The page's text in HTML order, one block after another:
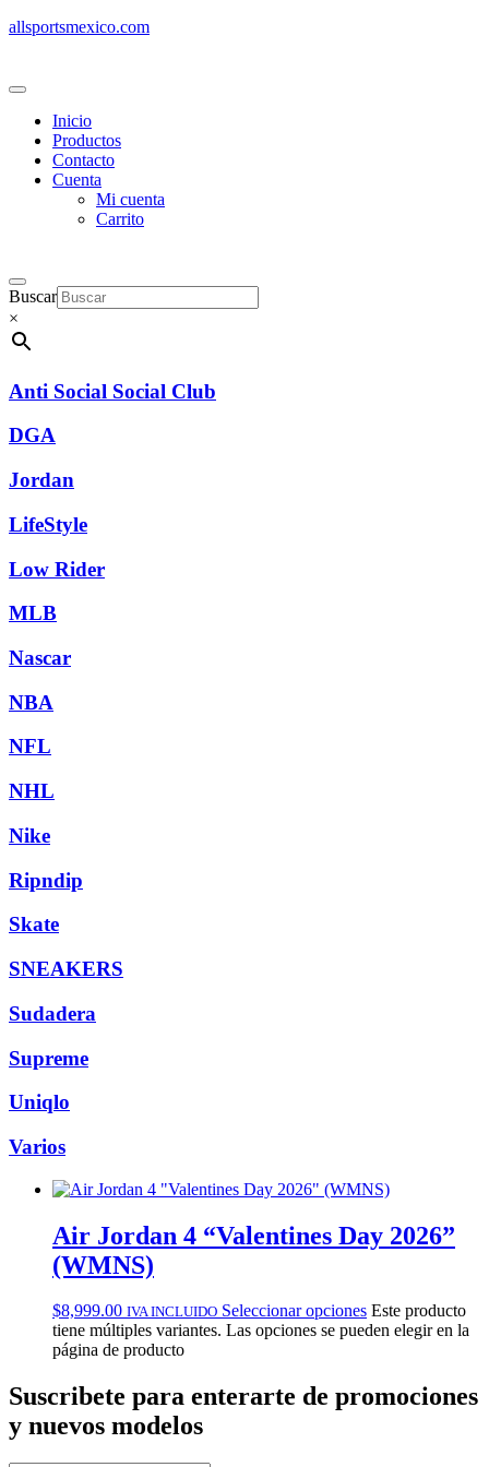
allsportsmexico.com
Inicio
Productos
Contacto
Cuenta
Mi cuenta
Carrito
Buscar
×
Anti Social Social Club
DGA
Jordan
LifeStyle
Low Rider
MLB
Nascar
NBA
NFL
NHL
Nike
Ripndip
Skate
SNEAKERS
Sudadera
Supreme
Uniqlo
Varios
Air Jordan 4 “Valentines Day 2026”
(WMNS)
$8,999.00 IVA INCLUIDO Seleccionar opciones Este producto
tiene múltiples variantes. Las opciones se pueden elegir en la
página de producto
Suscribete para enterarte de promociones
y nuevos modelos